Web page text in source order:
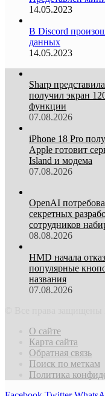
14.05.2023
В Discord
данных
14.05.2023
Sharp
получил экран
функции
07.08.2026
iPhone 18 Pro
Apple готовит
Island и модема
07.08.2026
OpenAI
секретных
сотрудников
08.08.2026
HMD начала
популярные
названия
07.08.2026
О сайте
Карта сайта
Обратная связь
Поиск по меткам
Политика